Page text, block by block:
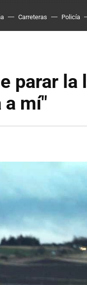
Carreteras Policía
parar la
a mí"